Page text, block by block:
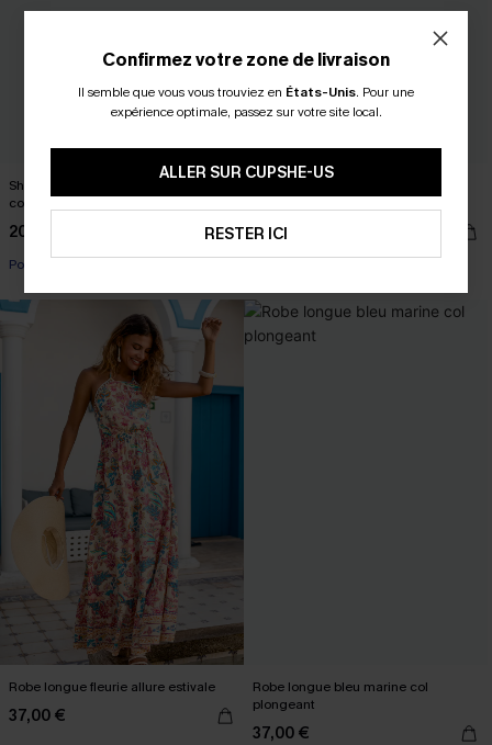
Short rayé à taille élastiquée et
coupe large décontractée
20,00 €
Poche
21,00 €
Robe longue fleurie allure estivale
37,00 €
Robe longue bleu marine col
plongeant
37,00 €
Confirmez votre zone de livraison
Il semble que vous vous trouviez en États-Unis. Pour une
expérience optimale, passez sur votre site local.
ALLER SUR CUPSHE-US
RESTER ICI